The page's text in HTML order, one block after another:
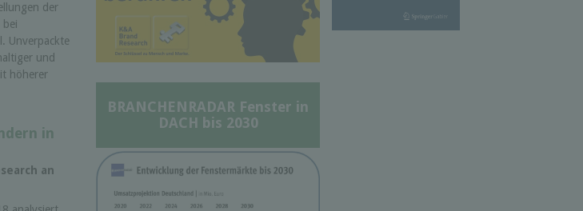
der
bei
Unverpackte
und
höherer
in
an
BRANCHENRADAR Fenster in
DACH bis 2030